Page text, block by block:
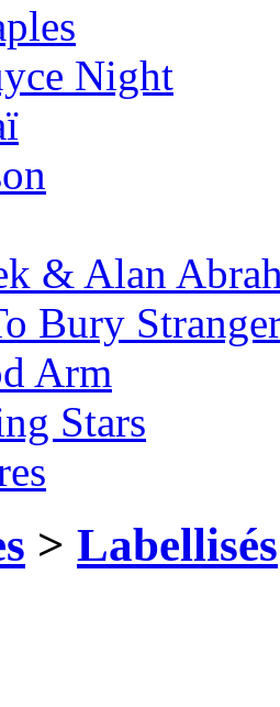
Night
& Alan
Bury
Arm
Stars
> Labellisés